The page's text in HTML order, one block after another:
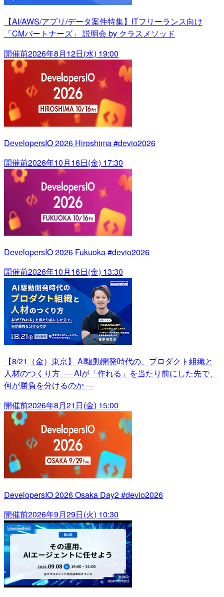
【AI/AWS/アプリ/データ案件特集】ITフリーランス向け
「CMパートナーズ」 説明会 by クラスメソッド
開催前2026年8月12日(水) 19:00
DevelopersIO 2026 Hiroshima #devio2026
開催前2026年10月16日(金) 17:30
DevelopersIO 2026 Fukuoka #devio2026
開催前2026年10月16日(金) 13:30
【8/21（金）東京】 AI駆動開発時代の、プロダクト組織と
人材のつくり方 ― AIが「作れる」を当たり前にした先で、
何が勝負を分けるのか ―
開催前2026年8月21日(金) 15:00
DevelopersIO 2026 Osaka Day2 #devio2026
開催前2026年9月29日(火) 10:30